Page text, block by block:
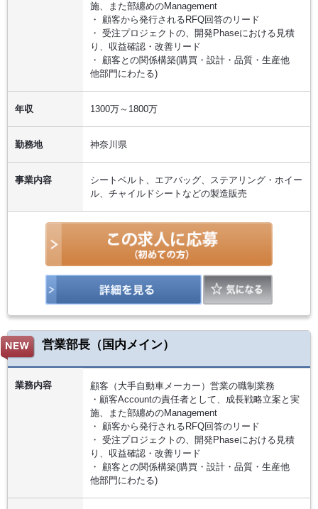
施、また部纏めのManagement
・ 顧客から発行されるRFQ回答のリード
・ 受注プロジェクトの、開発Phaseにおける見積
り、収益確認・改善リード
・ 顧客との関係構築(購買・設計・品質・生産他
他部門にわたる)
年収 1300万～1800万
勤務地 神奈川県
事業内容
シートベルト、エアバッグ、ステアリング・ホイー
ル、チャイルドシートなどの製造販売
営業部長（国内メイン）
業務内容
顧客（大手自動車メーカー）営業の職制業務
・顧客Accountの責任者として、成長戦略立案と実
施、また部纏めのManagement
・ 顧客から発行されるRFQ回答のリード
・ 受注プロジェクトの、開発Phaseにおける見積
り、収益確認・改善リード
・ 顧客との関係構築(購買・設計・品質・生産他
他部門にわたる)